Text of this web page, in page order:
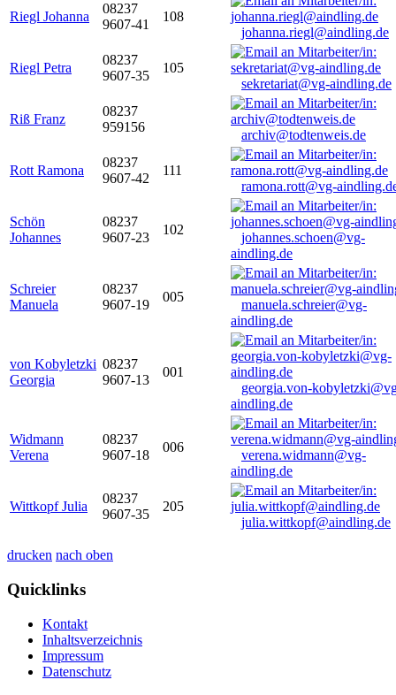
Riegl Johanna
08237
9607-41
108
johanna.riegl@aindling.de
Riegl Petra
08237
9607-35
105
sekretariat@vg-aindling.de
Riß Franz
08237
959156
archiv@todtenweis.de
Rott Ramona
08237
9607-42
111
ramona.rott@vg-
Schön
Johannes
08237
9607-23
102
johannes.schoen@vg-
aindling.de
Schreier
Manuela
08237
9607-19
005
manuela.schreier@vg-
aindling.de
von Kobyletzki
Georgia
08237
9607-13
001
georgia.von-
aindling.de
Widmann
Verena
08237
9607-18
006
verena.widmann@vg-
aindling.de
Wittkopf Julia
08237
9607-35
205
julia.wittkopf@aindling.de
drucken nach oben
Quicklinks
Kontakt
Inhaltsverzeichnis
Impressum
Datenschutz